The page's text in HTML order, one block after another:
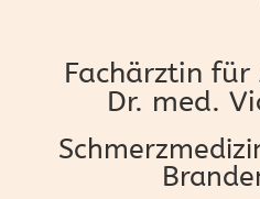
Fachärztin für
Dr. med.